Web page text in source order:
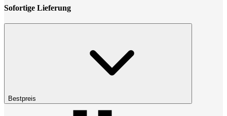
Sofortige Lieferung
Bestpreis